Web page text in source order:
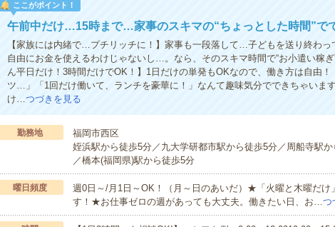
ここがポイント！
午前中だけ…15時まで…家事のスキマの“ちょっとした時間”で
【家族には内緒で…プチリッチに！】家事も一段落して…子どもを送り終わっ
自由にお金を使えるわけじゃないし…。なら、そのスキマ時間で“お小遣い稼
ん平日だけ！3時間だけでOK！】1日だけの単発もOKなので、働き方は自由
ツ…」「1回だけ働いて、ランチを豪華に！」なんて趣味気分でできちゃいま
け…つづきを見る
勤務地
福岡市西区
姪浜駅から徒歩5分／九大学研都市駅から徒歩5分／周船寺駅
／橋本(福岡県)駅から徒歩5分
曜日頻度
週0日～/月1日～OK！（月～日のあいだ）★「火曜と木曜だけ
す！★お仕事ゼロの週があっても大丈夫。働きたい日、お…つ